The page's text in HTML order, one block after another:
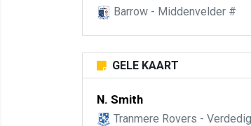
Barrow - Middenvelder #
GELE KAART
N. Smith
Tranmere Rovers -